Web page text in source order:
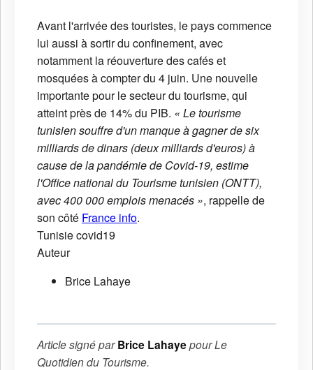
Avant l'arrivée des touristes, le pays commence
lui aussi à sortir du confinement, avec
notamment la réouverture des cafés et
mosquées à compter du 4 juin. Une nouvelle
importante pour le secteur du tourisme, qui
atteint près de 14% du PIB. « Le tourisme
tunisien souffre d'un manque à gagner de six
milliards de dinars (deux milliards d'euros) à
cause de la pandémie de Covid-19, estime
l'Office national du Tourisme tunisien (ONTT),
avec 400 000 emplois menacés », rappelle de
son côté France info.
Tunisiecovid19
Auteur
Brice Lahaye
Article signé parBrice LahayepourLe
Quotidien du Tourisme.